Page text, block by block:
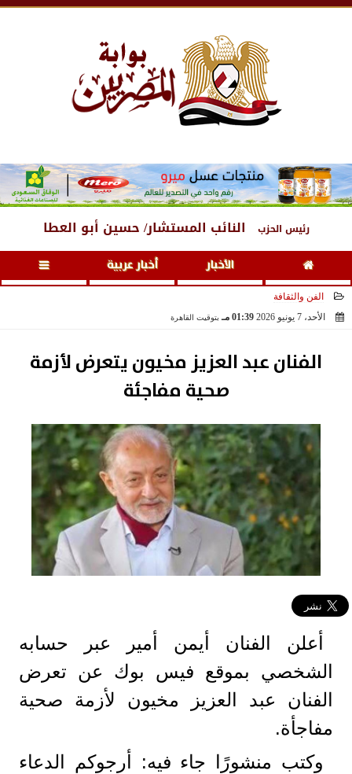
رئيس الحزب النائب المستشار/ حسين أبو العطا
الأخبار أخبار عربية
الفن والثقافة
الأحد، 7 يونيو 2026
01:39 مـ بتوقيت القاهرة
الفنان عبد العزيز مخيون يتعرض لأزمة
صحية مفاجئة
أعلن الفنان أيمن أمير عبر حسابه
الشخصي بموقع فيس بوك عن تعرض
الفنان عبد العزيز مخيون لأزمة صحية
مفاجأة.
وكتب منشورًا جاء فيه: أرجوكم الدعاء